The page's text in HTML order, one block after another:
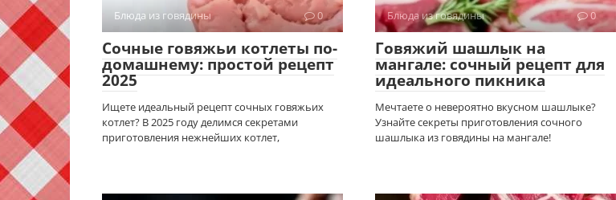
Блюда из говядины 0
Сочные говяжьи котлеты по-
домашнему: простой рецепт
2025
Ищете идеальный рецепт сочных говяжьих
котлет? В 2025 году делимся секретами
приготовления нежнейших котлет,
Блюда из говядины 0
Говяжий шашлык на
мангале: сочный рецепт для
идеального пикника
Мечтаете о невероятно вкусном шашлыке?
Узнайте секреты приготовления сочного
шашлыка из говядины на мангале!